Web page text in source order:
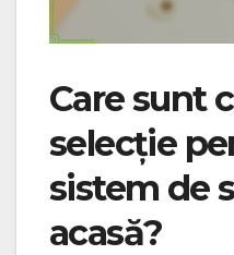
Care sunt
selecție
sistem de
acasă?